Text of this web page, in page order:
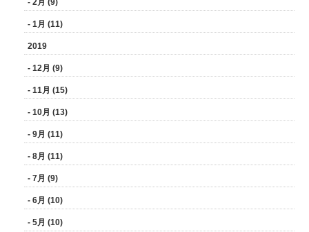
- 2月 (9)
- 1月 (11)
2019
- 12月 (9)
- 11月 (15)
- 10月 (13)
- 9月 (11)
- 8月 (11)
- 7月 (9)
- 6月 (10)
- 5月 (10)